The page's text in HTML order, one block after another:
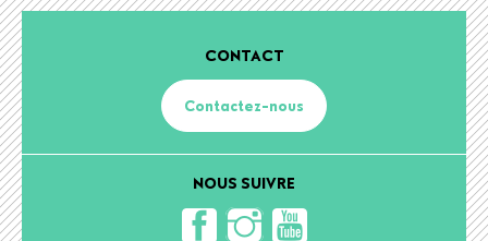
CONTACT
Contactez-nous
NOUS SUIVRE